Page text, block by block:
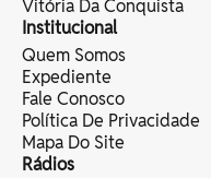
Vitória Da Conquista
Institucional
Quem Somos
Expediente
Fale Conosco
Política De Privacidade
Mapa Do Site
Rádios